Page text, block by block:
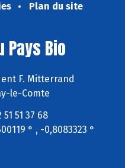
Plan du site
Pays Bio
F. Mitterrand
le-Comte
51 51 37 68
° , -0,8083323 °